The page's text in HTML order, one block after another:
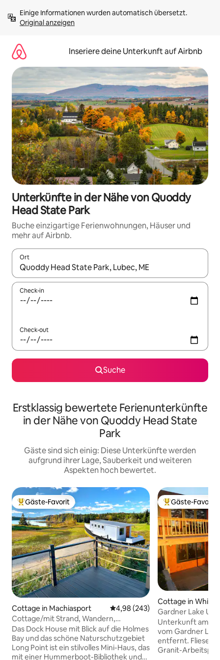
Inhalten
springenOriginal anzeigen
Inseriere deine Unterkunft auf Airbnb
Unterkünfte in der Nähe von Quoddy
Head State Park
Buche einzigartige Ferienwohnungen, Häuser und
mehr auf Airbnb.
Ort
Wenn Ergebnisse verfügbar sind, navigiere mit den
Check-in
Check-out
Suche
Erstklassig bewertete Ferienunterkünfte
in der Nähe von Quoddy Head State
Park
Gäste sind sich einig: Diese Unterkünfte werden
aufgrund ihrer Lage, Sauberkeit und weiteren
Aspekten hoch bewertet.
Beliebter Gäste-Favorit.
Gäste-Favorit
Cottage in Machiasport Durchschnittliche Bewertung:
4,98 (243)
Cottage/mit Strand, Wandern,
Bootslounge, auf HBO gezeigt
Das Dock House mit Blick auf die Holmes
Bay und das schöne Naturschutzgebiet
Long Point ist ein stilvolles Mini-Haus, das
mit einer Hummerboot-Bibliothek und
Beliebter Gäste-
Gäste-Favorit
Cottage in
Gardner Lake
und Aussicht
Unterkunft am
vom Gardner
entfernt. Fliesenböden, Holzinnenraum,
Granit-